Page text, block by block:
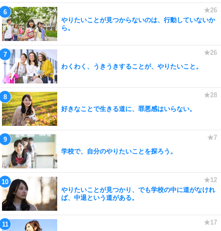
やりたいことが見つからないのは、行動していないか
ら。
わくわく、うきうきすることが、やりたいこと。
好きなことで生きる道に、罪悪感はいらない。
学校で、自分のやりたいことを探ろう。
やりたいことが見つかり、でも学校の中に道がなけれ
ば、中退という道がある。